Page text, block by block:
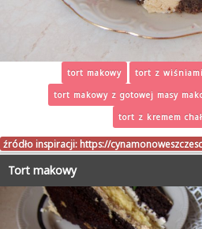
tort makowy tort z wiśniami
tort makowy z gotowej masy
tort z kremem
źródło inspiracji: https://
Tort makowy